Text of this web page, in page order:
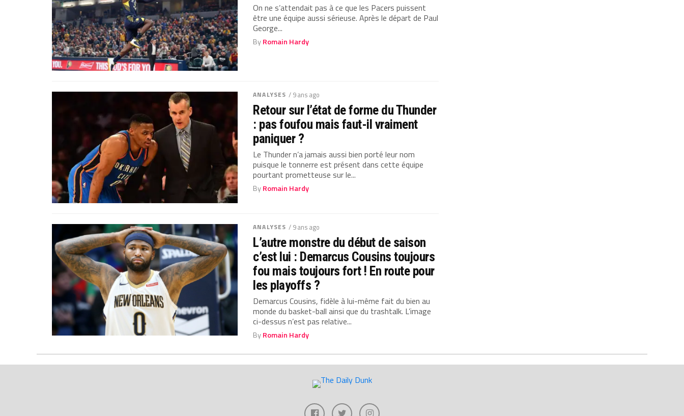
On ne s’attendait pas à ce que les Pacers puissent
être une équipe aussi sérieuse. Après le départ de Paul
George...
ByRomain Hardy
ANALYSES / 9 ans ago
Retour sur l’état de forme du Thunder
: pas foufou mais faut-il vraiment
paniquer ?
Le Thunder n’a jamais aussi bien porté leur nom
puisque le tonnerre est présent dans cette équipe
pourtant prometteuse sur le...
ByRomain Hardy
ANALYSES / 9 ans ago
L’autre monstre du début de saison
c’est lui : Demarcus Cousins toujours
fou mais toujours fort ! En route pour
les playoffs ?
Demarcus Cousins, fidèle à lui-même fait du bien au
monde du basket-ball ainsi que du trashtalk. L’image
ci-dessus n’est pas relative...
ByRomain Hardy